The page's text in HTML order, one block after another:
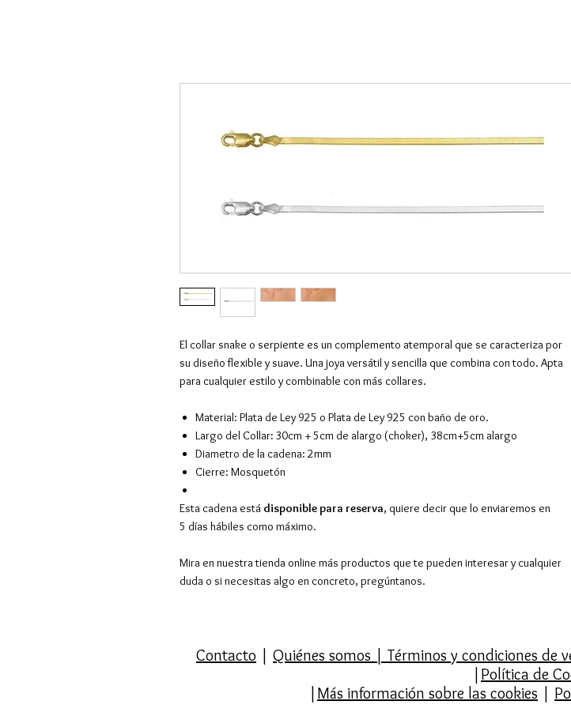
El collar snake o serpiente es un complemento atemporal que se caracteriza por
su diseño flexible y suave. Una joya versátil y sencilla que combina con todo. Apta
para cualquier estilo y combinable con más collares.
Material: Plata de Ley 925 o Plata de Ley 925 con baño de oro.
Largo del Collar: 30cm + 5cm de alargo (choker), 38cm+5cm alargo
Diametro de la cadena: 2mm
Cierre: Mosquetón
Esta cadena está disponible para reserva, quiere decir que lo enviaremos en
5 días hábiles como máximo.
Mira en nuestra tienda online más productos que te pueden interesar y cualquier
duda o si necesitas algo en concreto, pregúntanos.
Contacto | Quiénes somos | Términos y condiciones de
| Política de
| Más información sobre las cookies |